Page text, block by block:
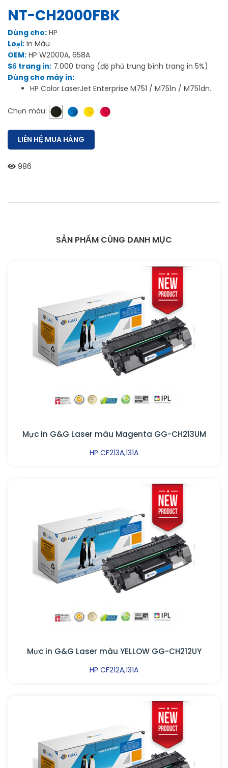
NT-CH2000FBK
Dùng cho: HP
Loại: In Màu
OEM: HP W2000A, 658A
Số trang in: 7.000 trang (độ phủ trung bình trang in 5%)
Dùng cho máy in:
HP Color LaserJet Enterprise M751 / M751n / M751dn.
Chọn màu:
LIÊN HỆ MUA HÀNG
986
SẢN PHẨM CÙNG DANH MỤC
Mực in G&G Laser màu Magenta GG-CH213UM
HP CF213A,131A
Mực in G&G Laser màu YELLOW GG-CH212UY
HP CF212A,131A